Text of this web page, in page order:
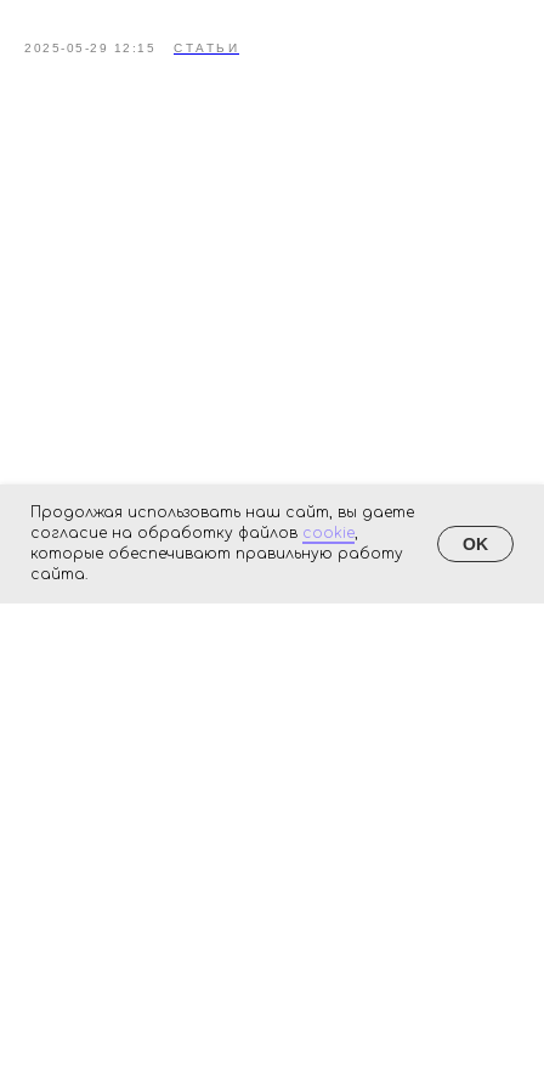
2025-05-29 12:15 СТАТЬИ
Продолжая использовать наш сайт, вы даете
согласие на обработку файлов cookie,
которые обеспечивают правильную работу
сайта.
OK